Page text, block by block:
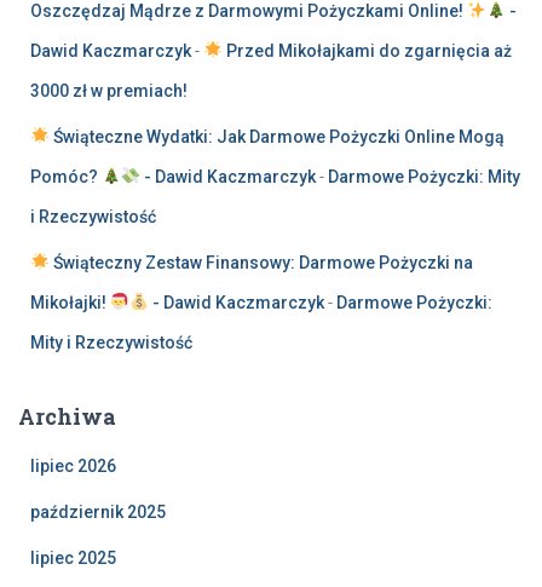
Oszczędzaj Mądrze z Darmowymi Pożyczkami Online! -
Dawid Kaczmarczyk- Przed Mikołajkami do zgarnięcia aż
3000 zł w premiach!
Świąteczne Wydatki: Jak Darmowe Pożyczki Online Mogą
Pomóc? - Dawid Kaczmarczyk- Darmowe Pożyczki: Mity
i Rzeczywistość
Świąteczny Zestaw Finansowy: Darmowe Pożyczki na
Mikołajki! - Dawid Kaczmarczyk- Darmowe Pożyczki:
Mity i Rzeczywistość
Archiwa
lipiec 2026
październik 2025
lipiec 2025